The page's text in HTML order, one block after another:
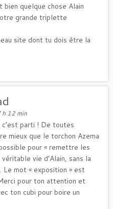
bien quelque chose Alain
grande triplette
site dont tu dois être la
12 min
parti ! De toutes
mieux que le torchon Azema
pour « remettre les
vie d’Alain, sans la
Le mot « exposition » est
pour ton attention et
ton cubi pour boire un